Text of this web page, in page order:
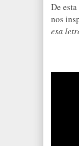
De
nos
esa